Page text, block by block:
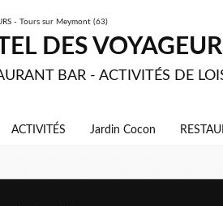
DES
BAR - ACTIVITÉS DE
ACTIVITÉS Jardin Cocon